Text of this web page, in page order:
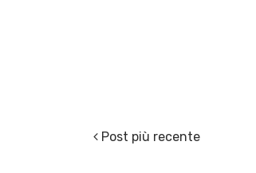
Post più recente